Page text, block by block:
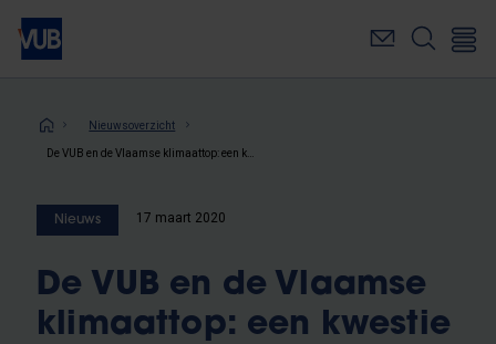
Overslaan
naar
inhoudKruimelpad
Nieuwsoverzicht
Nieuws 17 maart 2020
De VUB en de Vlaamse
klimaattop: een kwestie